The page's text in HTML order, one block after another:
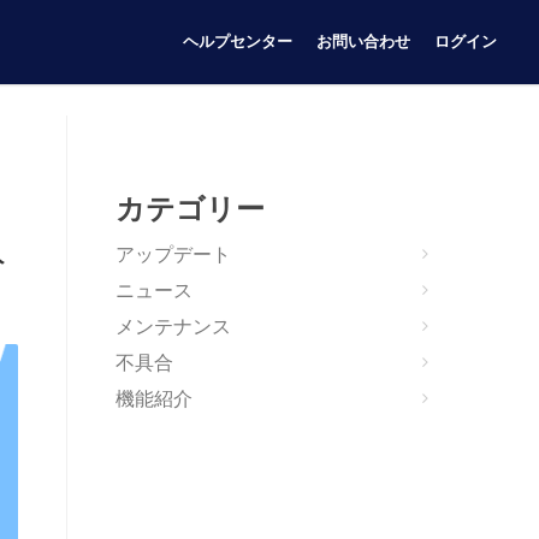
ヘルプセンター お問い合わせ ログイン
カテゴリー
アップデート
ニュース
メンテナンス
不具合
機能紹介